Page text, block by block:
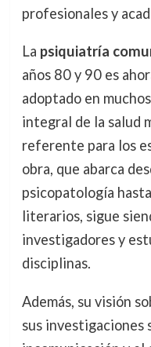
profesionales y
La psiquiatría
años 80 y 90 es
adoptado en
integral de la salud
referente para los
obra, que abarca
psicopatología
literarios, sigue
investigadores y
disciplinas.
Además, su visión
sus investigaciones